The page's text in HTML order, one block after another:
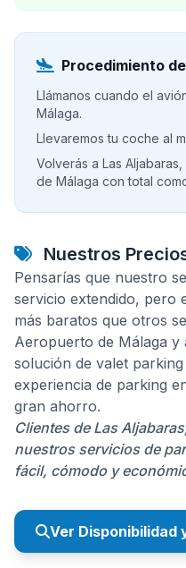
Procedimiento
Llámanos cuando el
Málaga.
Llevaremos tu coche al
Volverás a Las
de Málaga con total
Nuestros
Pensarías que nuestro
servicio extendido, pero
más baratos que otros
Aeropuerto de Málaga y
solución de valet
experiencia de parking
gran ahorro.
Clientes de Las
nuestros servicios de
fácil, cómodo y
Ver Disponibilidad